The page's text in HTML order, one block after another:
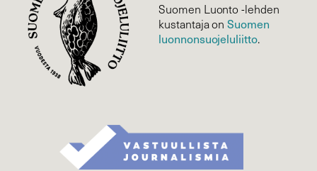
Suomen Luonto -lehden
kustantaja onSuomen
luonnonsuojelu­liitto.